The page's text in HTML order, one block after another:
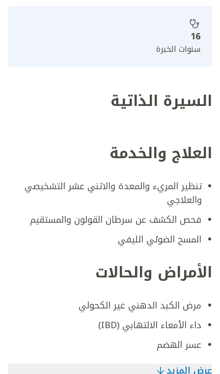
16
سنوات الخبرة
السيرة الذاتية
العلاج والخدمة
تنظير المريء والمعدة والاثني عشر التشخيصي
والعلاجي
فحص الكشف عن سرطان القولون والمستقيم
المسح الضوئي الليفي
الأمراض والحالات
مرض الكبد الدهني غير الكحولي
داء الأمعاء الالتهابي (IBD)
عسر الهضم
عرض المزيد